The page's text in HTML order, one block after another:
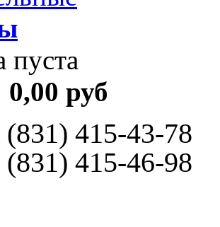
пуста
0,00 руб
(831) 415-43-78
(831) 415-46-98